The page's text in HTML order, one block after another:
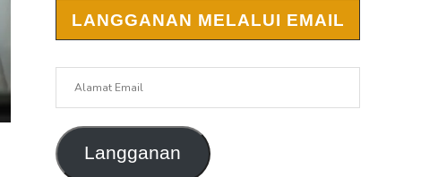
LANGGANAN MELALUI EMAIL
Langganan